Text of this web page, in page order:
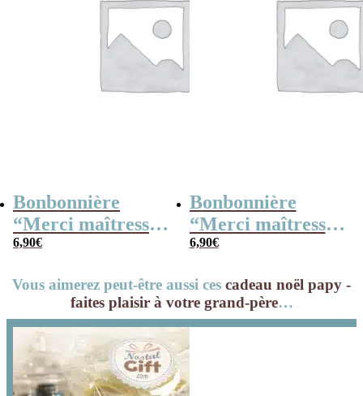
Bonbonnière
“Merci maîtresse”
– 15 cœurs
Collection arc-en-
6,90€
Bonbonnière
“Merci maîtresse”
– 15 cœurs
Collection florale
6,90€
Vous aimerez peut-être aussi ces cadeau noël papy -
faites plaisir à votre grand-père…